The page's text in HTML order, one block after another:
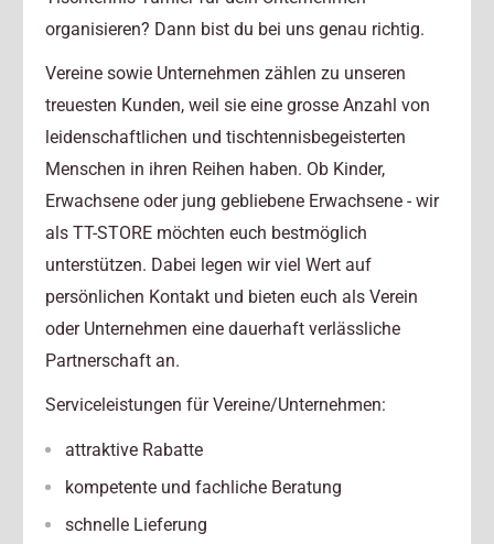
organisieren? Dann bist du bei uns genau richtig.
Vereine sowie Unternehmen zählen zu unseren
treuesten Kunden, weil sie eine grosse Anzahl von
leidenschaftlichen und tischtennisbegeisterten
Menschen in ihren Reihen haben. Ob Kinder,
Erwachsene oder jung gebliebene Erwachsene - wir
als TT-STORE möchten euch bestmöglich
unterstützen. Dabei legen wir viel Wert auf
persönlichen Kontakt und bieten euch als Verein
oder Unternehmen eine dauerhaft verlässliche
Partnerschaft an.
Serviceleistungen für Vereine/Unternehmen:
attraktive Rabatte
kompetente und fachliche Beratung
schnelle Lieferung